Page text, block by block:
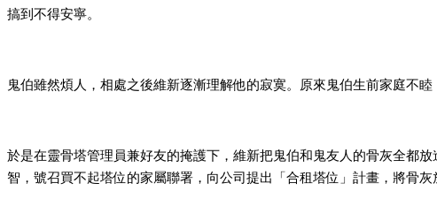
搞到不得安寧。
鬼伯雖然煩人，相處之後維新逐漸理解他的寂寞。原來鬼伯生前家庭不
於是在靈骨塔管理員兼好友的掩護下，維新把鬼伯和鬼友人的骨灰全都
智，號召買不起塔位的家屬聯署，向公司提出「合租塔位」計畫，將骨